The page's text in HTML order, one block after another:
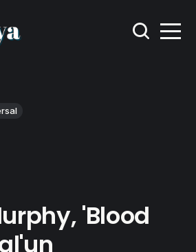
'Blood